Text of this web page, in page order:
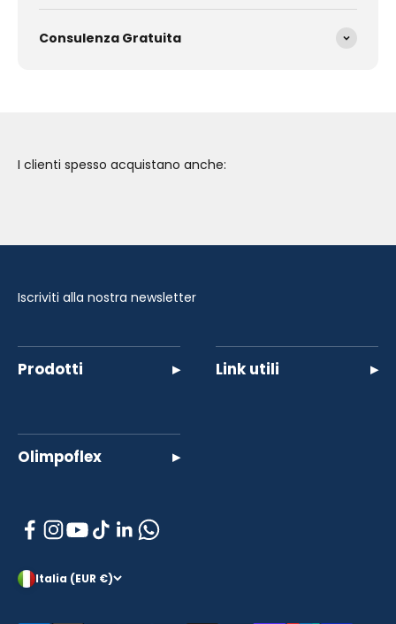
Consulenza Gratuita
I clienti spesso acquistano anche:
Iscriviti alla nostra newsletter
Prodotti ▸ Link utili ▸
Olimpoflex ▸
Italia (EUR €)